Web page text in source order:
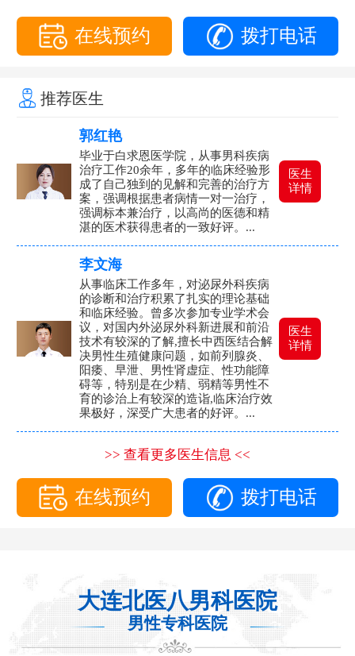
在线预约 拨打电话
推荐医生
郭红艳
毕业于白求恩医学院，从事男科疾病
治疗工作20余年，多年的临床经验形
成了自己独到的见解和完善的治疗方
案，强调根据患者病情一对一治疗，
强调标本兼治疗，以高尚的医德和精
湛的医术获得患者的一致好评。...
医生
详情
李文海
从事临床工作多年，对泌尿外科疾病
的诊断和治疗积累了扎实的理论基础
和临床经验。曾多次参加专业学术会
议，对国内外泌尿外科新进展和前沿
技术有较深的了解,擅长中西医结合解
决男性生殖健康问题，如前列腺炎、
阳痿、早泄、男性肾虚症、性功能障
碍等，特别是在少精、弱精等男性不
育的诊治上有较深的造诣,临床治疗效
果极好，深受广大患者的好评。...
医生
详情
>> 查看更多医生信息 <<
在线预约 拨打电话
大连北医八男科医院
男性专科医院